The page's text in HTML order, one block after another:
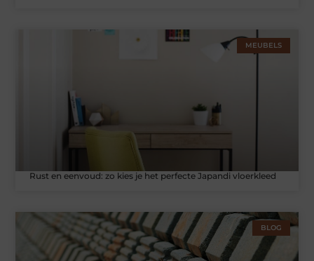
MEUBELS
Rust en eenvoud: zo kies je het perfecte Japandi vloerkleed
BLOG